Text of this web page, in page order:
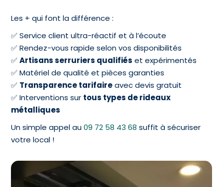
Les + qui font la différence :
✅ Service client ultra-réactif et à l’écoute
✅ Rendez-vous rapide selon vos disponibilités
✅Artisans serruriers qualifiés et expérimentés
✅ Matériel de qualité et pièces garanties
✅ Transparence tarifaireavec devis gratuit
✅ Interventions sur tous types de rideaux
métalliques
Un simple appel au09 72 58 43 68 suffit à sécuriser
votre local !